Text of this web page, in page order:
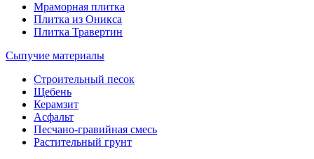
Мраморная плитка
Плитка из Оникса
Плитка Травертин
Сыпучие материалы
Строительный песок
Щебень
Керамзит
Асфальт
Песчано-гравийная смесь
Растительный грунт